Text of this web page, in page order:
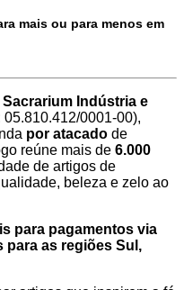
mais ou para menos em
Sacrarium Indústria e
05.810.412/0001-00),
por atacado de
reúne mais de 6.000
de artigos de
beleza e zelo ao
para pagamentos via
para as regiões Sul,